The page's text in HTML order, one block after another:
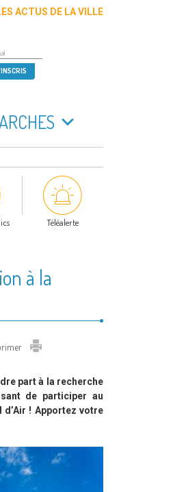
ACTUS DE LA VILLE
Téléalerte
à la
Imprimer
part à la recherche
de participer au
! Apportez votre